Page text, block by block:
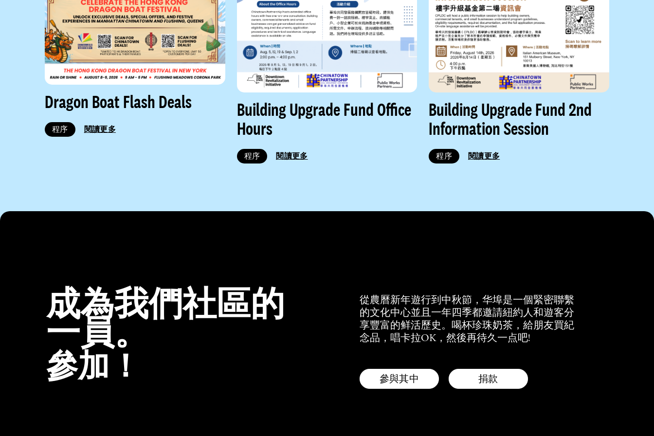
Dragon Boat Flash Deals
程序 閱讀更多
Building Upgrade Fund Office
Hours
程序 閱讀更多
Building Upgrade Fund 2nd
Information Session
程序 閱讀更多
成為我們社區的
一員。
參加！
從農曆新年遊行到中秋節，华埠是一個緊密聯繫
的文化中心並且一年四季都邀請紐約人和遊客分
享豐富的鲜活歷史。喝杯珍珠奶茶，給朋友買紀
念品，唱卡拉OK，然後再待久一点吧!
參與其中 捐款